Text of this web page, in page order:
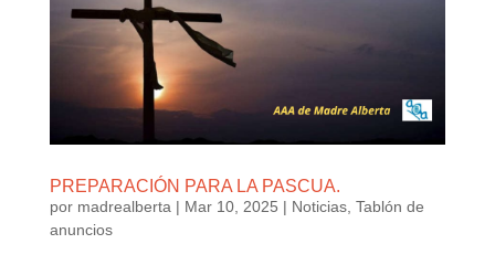
PREPARACIÓN PARA LA PASCUA.
por madrealberta | Mar 10, 2025 | Noticias, Tablón de
anuncios